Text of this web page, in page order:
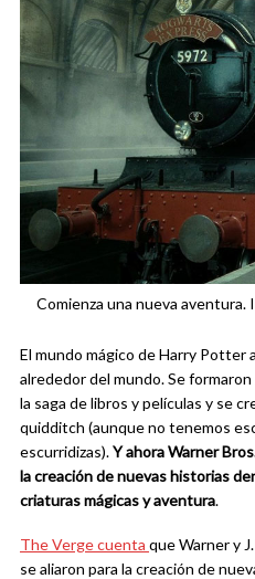
Comienza una nueva
El mundo mágico de Harry Potter
alrededor del mundo. Se
la saga de libros y películas y se
quidditch (aunque no tenemos
escurridizas).Y ahora Warner
la creación de nuevas historias
criaturas mágicas y aventura.
The Verge cuenta que Warner y
se aliaron para la creación de